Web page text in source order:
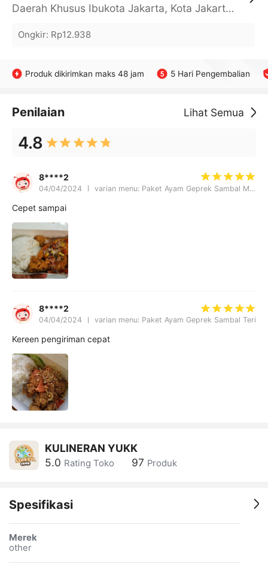
Daerah Khusus Ibukota Jakarta, Kota Jakarta Barat, Cengkareng, yy
Ongkir: Rp12.938
Produk dikirimkan maks 48 jam 5 Hari Pengembalian
Penilaian Lihat Semua
4.8
8****2
04/04/2024 varian menu: Paket Ayam Geprek Sambal Matah
Cepet sampai
8****2
04/04/2024 varian menu: Paket Ayam Geprek Sambal Teri
Kereen pengiriman cepat
KULINERAN YUKK
5.0 Rating Toko 97 Produk
Spesifikasi
Merek
other